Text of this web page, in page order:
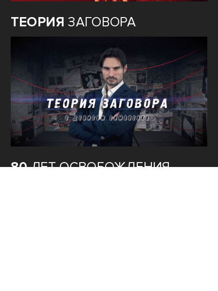
ТЕОРИЯ ЗАГОВОРА
80ЛЕТ ОСВОБОЖДЕНИЯ